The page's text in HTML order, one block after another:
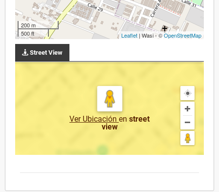
200 m
500 ft
Leaflet | Wasi - ©OpenStreetMap
Street View
Ver Ubicación en street
view